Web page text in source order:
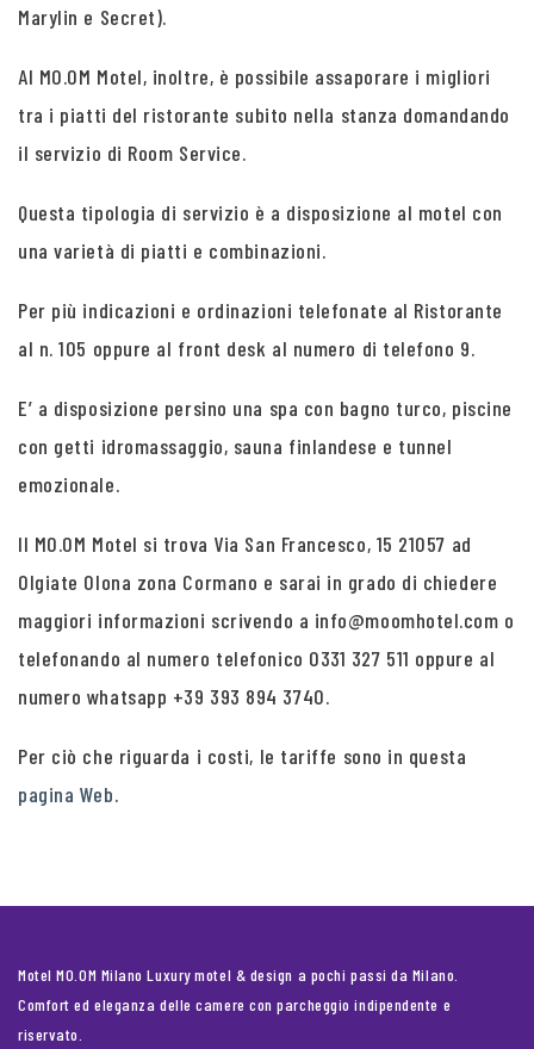
Marylin e Secret).
Al MO.OM Motel, inoltre, è possibile assaporare i migliori
tra i piatti del ristorante subito nella stanza domandando
il servizio di Room Service.
Questa tipologia di servizio è a disposizione al motel con
una varietà di piatti e combinazioni.
Per più indicazioni e ordinazioni telefonate al Ristorante
al n. 105 oppure al front desk al numero di telefono 9.
E’ a disposizione persino una spa con bagno turco, piscine
con getti idromassaggio, sauna finlandese e tunnel
emozionale.
Il MO.OM Motel si trova Via San Francesco, 15 21057 ad
Olgiate Olona zona Cormano e sarai in grado di chiedere
maggiori informazioni scrivendo a info@moomhotel.com o
telefonando al numero telefonico 0331 327 511 oppure al
numero whatsapp +39 393 894 3740.
Per ciò che riguarda i costi, le tariffe sono in questa
pagina Web.
Motel MO.OM Milano Luxury motel & design a pochi passi da Milano.
Comfort ed eleganza delle camere con parcheggio indipendente e
riservato.